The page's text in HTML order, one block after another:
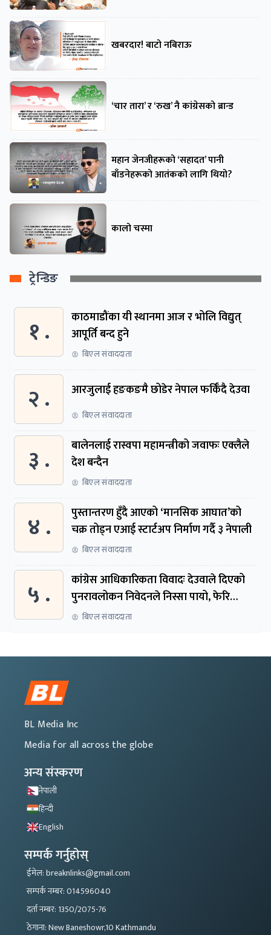
खबरदार! बाटो नबिराऊ
‘चार तारा’ र ‘रुख’ नै कांग्रेसको ब्रान्ड
महान जेनजीहरूको ‘सहादत’ पानी
बाँडनेहरूको आतंकको लागि थियो?
कालो चस्मा
ट्रेन्डिङ
१ .
काठमाडौंका यी स्थानमा आज र भोलि विद्युत्
आपूर्ति बन्द हुने
बिएल संवाददाता
२ . आरजुलाई हङकङमै छोडेर नेपाल फर्किँदै देउवा
बिएल संवाददाता
३ .
बालेनलाई रास्वपा महामन्त्रीको जवाफः एक्लैले
देश बन्दैन
बिएल संवाददाता
४ .
पुस्तान्तरण हुँदै आएको ‘मानसिक आघात’को
चक्र तोड्न एआई स्टार्टअप निर्माण गर्दै ३ नेपाली
बिएल संवाददाता
५ .
कांग्रेस आधिकारिकता विवादः देउवाले दिएको
पुनरावलोकन निवेदनले निस्सा पायो, फेरि
सुरुदेखि सुनुवाइ हुने
बिएल संवाददाता
BL Media Inc
Media for all across the globe
अन्य संस्करण
नेपाली
हिन्दी
English
सम्पर्क गर्नुहोस्
ईमेल: breaknlinks@gmail.com
सम्पर्क नम्बर: 014596040
दर्ता नम्बर: 1350/2075-76
ठेगाना: New Baneshowr,10 Kathmandu